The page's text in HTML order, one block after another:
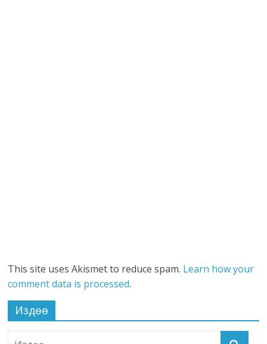
This site uses Akismet to reduce spam. Learn how your
comment data is processed.
Издөө